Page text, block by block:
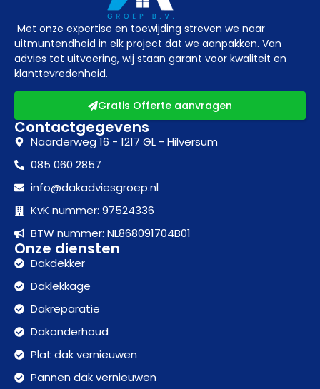
Met onze expertise en toewijding streven we naar
uitmuntendheid in elk project dat we aanpakken. Van
advies tot uitvoering, wij staan garant voor kwaliteit en
klanttevredenheid.
Gratis Offerte aanvragen
Contactgegevens
Naarderweg 16 - 1217 GL - Hilversum
085 060 2857
info@dakadviesgroep.nl
KvK nummer: 97524336
BTW nummer: NL868091704B01
Onze diensten
Dakdekker
Daklekkage
Dakreparatie
Dakonderhoud
Plat dak vernieuwen
Pannen dak vernieuwen